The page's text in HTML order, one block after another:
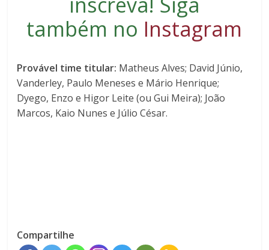
também no Instagram
Provável time titular: Matheus Alves; David Júnio,
Vanderley, Paulo Meneses e Mário Henrique;
Dyego, Enzo e Higor Leite (ou Gui Meira); João
Marcos, Kaio Nunes e Júlio César.
Compartilhe